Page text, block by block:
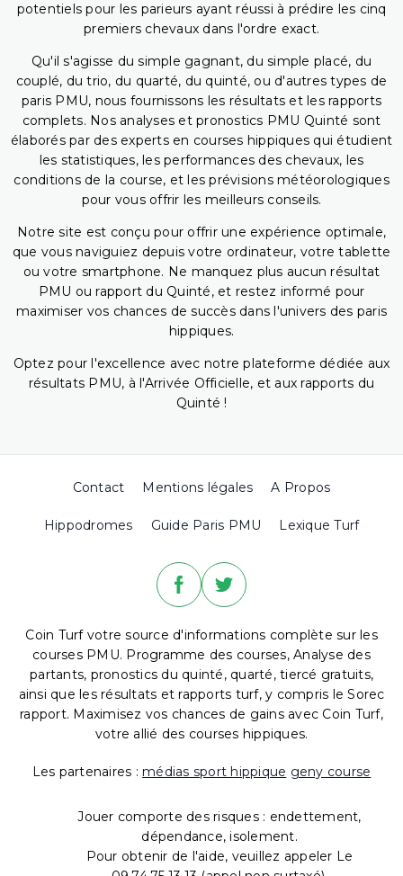
potentiels pour les parieurs ayant réussi à prédire les cinq
premiers chevaux dans l'ordre exact.
Qu'il s'agisse du simple gagnant, du simple placé, du
couplé, du trio, du quarté, du quinté, ou d'autres types de
paris PMU, nous fournissons les résultats et les rapports
complets. Nos analyses et pronostics PMU Quinté sont
élaborés par des experts en courses hippiques qui étudient
les statistiques, les performances des chevaux, les
conditions de la course, et les prévisions météorologiques
pour vous offrir les meilleurs conseils.
Notre site est conçu pour offrir une expérience optimale,
que vous naviguiez depuis votre ordinateur, votre tablette
ou votre smartphone. Ne manquez plus aucun résultat
PMU ou rapport du Quinté, et restez informé pour
maximiser vos chances de succès dans l'univers des paris
hippiques.
Optez pour l'excellence avec notre plateforme dédiée aux
résultats PMU, à l'Arrivée Officielle, et aux rapports du
Quinté !
Contact Mentions légales A Propos
Hippodromes Guide Paris PMU Lexique Turf
Coin Turf votre source d'informations complète sur les
courses PMU. Programme des courses, Analyse des
partants, pronostics du quinté, quarté, tiercé gratuits,
ainsi que les résultats et rapports turf, y compris le Sorec
rapport. Maximisez vos chances de gains avec Coin Turf,
votre allié des courses hippiques.
Les partenaires : médias sport hippique geny course
Jouer comporte des risques : endettement,
dépendance, isolement.
Pour obtenir de l'aide, veuillez appeler Le